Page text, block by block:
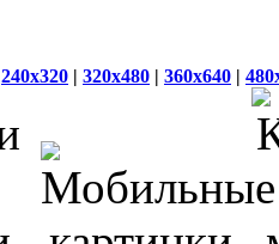
240x320 | 320x480 | 360x640 |